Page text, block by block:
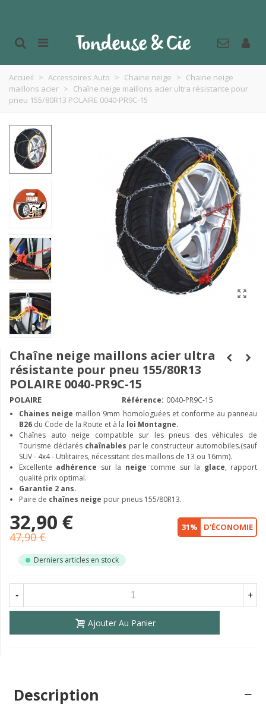
Accueil > Accessoires Auto > Chaine neige > Chaine neige
maillons acier > Chaîne neige maillons acier ultra résistante pour
pneu 155/80R13 POLAIRE 0040-PR9C-15
Chaîne neige maillons acier ultra
résistante pour pneu 155/80R13
POLAIRE 0040-PR9C-15
POLAIRE Référence: 0040-PR9C-15
Chaines neige maillon 9mm homologuées et conforme au panneau
B26 du Code de la Route et à la loi Montagne.
Chaînes auto neige compatible sur les pneus des véhicules de
Tourisme déclarés chaînables par le constructeur automobiles.(sauf
SUV - 4x4 - Utilitaires, nécessitant des maillons de 13 ou 16mm).
Excellente adhérence sur la neige comme sur la glace, rapport
qualité prix optimal.
Garantie 2 ans.
Paire de chaînes neige pour pneus 155/80R13.
32,90 €
47,90 €
31% D'ÉCONOMIE
Derniers articles en stock
- +
Ajouter Au Panier
Description